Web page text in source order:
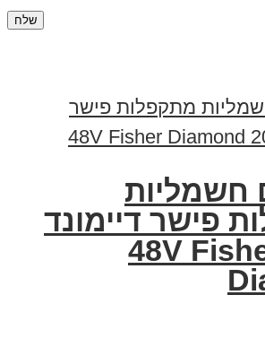
חשמליות
פישר דיימונד
2016 48V